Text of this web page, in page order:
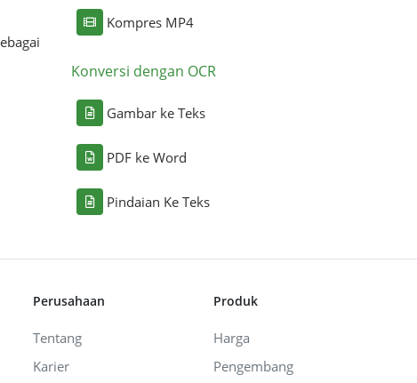
Kompres MP4
Konversi dengan OCR
Gambar ke Teks
PDF ke Word
Pindaian Ke Teks
Perusahaan
Tentang
Karier
Produk
Harga
Pengembang